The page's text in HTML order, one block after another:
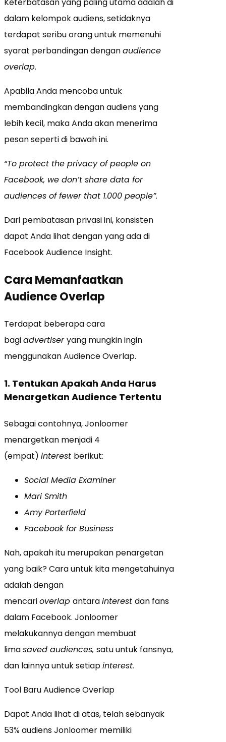
Keterbatasan yang paling utama adalah di
dalam kelompok audiens, setidaknya
terdapat seribu orang untuk memenuhi
syarat perbandingan denganaudience
overlap.
Apabila Anda mencoba untuk
membandingkan dengan audiens yang
lebih kecil, maka Anda akan menerima
pesan seperti di bawah ini.
“To protect the privacy of people on
Facebook, we don’t share data for
audiences of fewer that 1.000 people”.
Dari pembatasan privasi ini, konsisten
dapat Anda lihat dengan yang ada di
Facebook Audience Insight.
Cara Memanfaatkan
Audience Overlap
Terdapat beberapa cara
bagiadvertiseryang mungkin ingin
menggunakan Audience Overlap.
1. Tentukan Apakah Anda Harus
Menargetkan Audience Tertentu
Sebagai contohnya, Jonloomer
menargetkan menjadi 4
(empat) interest berikut:
Social Media Examiner
Mari Smith
Amy Porterfield
Facebook for Business
Nah, apakah itu merupakan penargetan
yang baik? Cara untuk kita mengetahuinya
adalah dengan
mencarioverlap antarainterest dan fans
dalam Facebook. Jonloomer
melakukannya dengan membuat
limasaved audiences, satu untuk fansnya,
dan lainnya untuk setiapinterest.
Tool Baru Audience Overlap
Dapat Anda lihat di atas, telah sebanyak
53% audiens Jonloomer memiliki